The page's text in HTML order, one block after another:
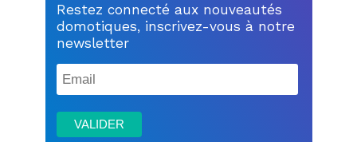
Restez connecté aux nouveautés
domotiques, inscrivez-vous à notre
newsletter